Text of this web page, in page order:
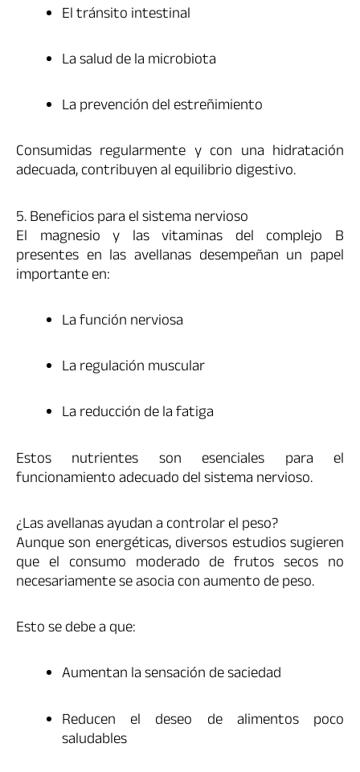
El tránsito intestinal
La salud de la microbiota
La prevención del estreñimiento
Consumidas regularmente y con una hidratación
adecuada, contribuyen al equilibrio digestivo.
5. Beneficios para el sistema nervioso
El magnesio y las vitaminas del complejo B
presentes en las avellanas desempeñan un papel
importante en:
La función nerviosa
La regulación muscular
La reducción de la fatiga
Estos nutrientes son esenciales para el
funcionamiento adecuado del sistema nervioso.
¿Las avellanas ayudan a controlar el peso?
Aunque son energéticas, diversos estudios sugieren
que el consumo moderado de frutos secos no
necesariamente se asocia con aumento de peso.
Esto se debe a que:
Aumentan la sensación de saciedad
Reducen el deseo de alimentos poco
saludables